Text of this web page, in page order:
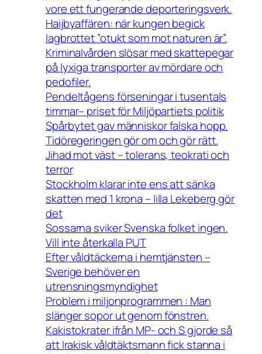
vore ett fungerande deporteringsverk.
Haijbyaffären: när kungen begick
lagbrottet ”otukt som mot naturen är”.
Kriminalvården slösar med skattepegar
på lyxiga transporter av mördare och
pedofiler.
Pendeltågens förseningar i tusentals
timmar– priset för Miljöpartiets politik
Spårbytet gav människor falska hopp.
Tidöregeringen gör om och gör rätt.
Jihad mot väst – tolerans, teokrati och
terror
Stockholm klarar inte ens att sänka
skatten med 1 krona – lilla Lekeberg gör
det
Sossarna sviker Svenska folket ingen.
Vill inte återkalla PUT
Efter våldtäckerna i hemtjänsten –
Sverige behöver en
utrensningsmyndighet
Problem i miljonprogrammen : Man
slänger sopor ut genom fönstren.
Kakistokrater ifrån MP- och S gjorde så
att Irakisk våldtäktsmann fick stanna i